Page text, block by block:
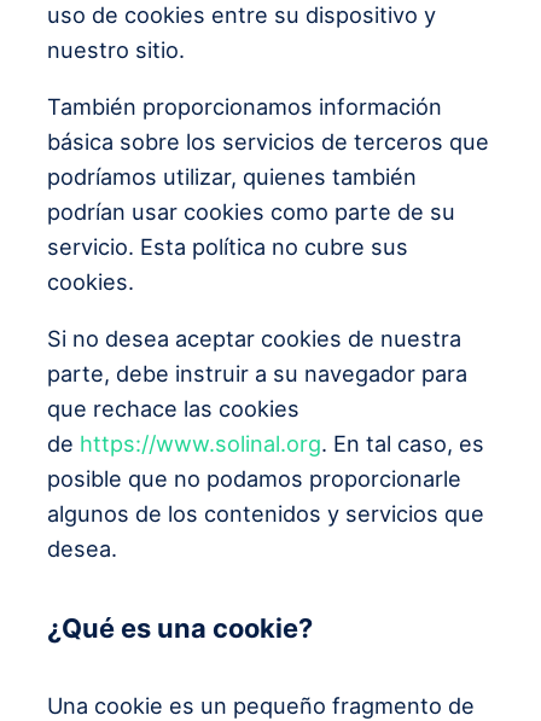
uso de cookies entre su dispositivo y
nuestro sitio.
También proporcionamos información
básica sobre los servicios de terceros que
podríamos utilizar, quienes también
podrían usar cookies como parte de su
servicio. Esta política no cubre sus
cookies.
Si no desea aceptar cookies de nuestra
parte, debe instruir a su navegador para
que rechace las cookies
de https://www.solinal.org. En tal caso, es
posible que no podamos proporcionarle
algunos de los contenidos y servicios que
desea.
¿Qué es una cookie?
Una cookie es un pequeño fragmento de